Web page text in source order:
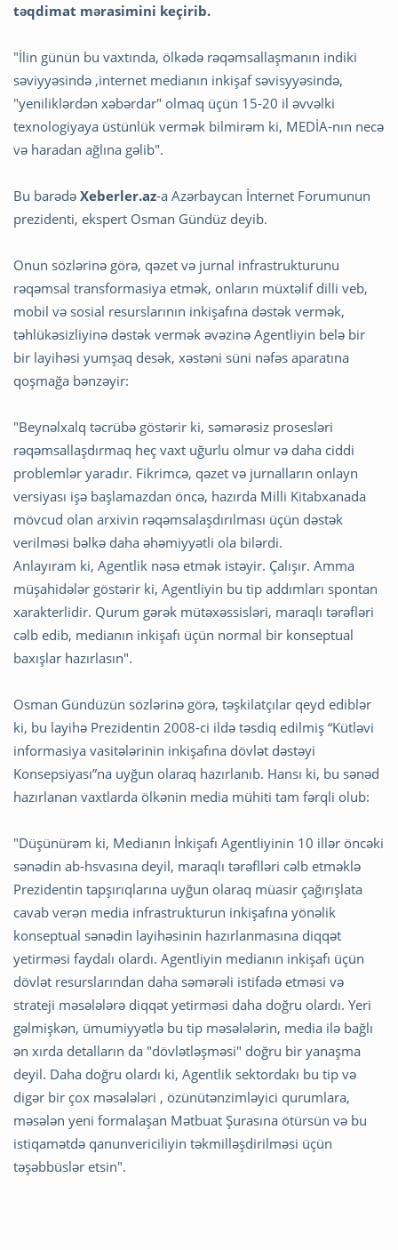
təqdimat mərasimini keçirib.
"İlin günün bu vaxtında, ölkədə rəqəmsallaşmanın indiki
səviyyəsində ,internet medianın inkişaf səvisyyəsində,
"yeniliklərdən xəbərdar" olmaq üçün 15-20 il əvvəlki
texnologiyaya üstünlük vermək bilmirəm ki, MEDİA-nın necə
və haradan ağlına gəlib".
Bu barədə Xeberler.az-a Azərbaycan İnternet Forumunun
prezidenti, ekspert Osman Gündüz deyib.
Onun sözlərinə görə, qəzet və jurnal infrastrukturunu
rəqəmsal transformasiya etmək, onların müxtəlif dilli veb,
mobil və sosial resurslarının inkişafına dəstək vermək,
təhlükəsizliyinə dəstək vermək əvəzinə Agentliyin belə bir
bir layihəsi yumşaq desək, xəstəni süni nəfəs aparatına
qoşmağa bənzəyir:
"Beynəlxalq təcrübə göstərir ki, səmərəsiz prosesləri
rəqəmsallaşdırmaq heç vaxt uğurlu olmur və daha ciddi
problemlər yaradır. Fikrimcə, qəzet və jurnalların onlayn
versiyası işə başlamazdan öncə, hazırda Milli Kitabxanada
mövcud olan arxivin rəqəmsalaşdırılması üçün dəstək
verilməsi bəlkə daha əhəmiyyətli ola bilərdi.
Anlayıram ki, Agentlik nəsə etmək istəyir. Çalışır. Amma
müşahidələr göstərir ki, Agentliyin bu tip addımları spontan
xarakterlidir. Qurum gərək mütəxəssisləri, maraqlı tərəfləri
cəlb edib, medianın inkişafı üçün normal bir konseptual
baxışlar hazırlasın".
Osman Gündüzün sözlərinə görə, təşkilatçılar qeyd ediblər
ki, bu layihə Prezidentin 2008-ci ildə təsdiq edilmiş “Kütləvi
informasiya vasitələrinin inkişafına dövlət dəstəyi
Konsepsiyası”na uyğun olaraq hazırlanıb. Hansı ki, bu sənəd
hazırlanan vaxtlarda ölkənin media mühiti tam fərqli olub:
"Düşünürəm ki, Medianın İnkişafı Agentliyinin 10 illər öncəki
sənədin ab-hsvasına deyil, maraqlı tərəflləri cəlb etməklə
Prezidentin tapşırıqlarına uyğun olaraq müasir çağırışlata
cavab verən media infrastrukturun inkişafına yönəlik
konseptual sənədin layihəsinin hazırlanmasına diqqət
yetirməsi faydalı olardı. Agentliyin medianın inkişafı üçün
dövlət resurslarından daha səmərəli istifadə etməsi və
strateji məsələlərə diqqət yetirməsi daha doğru olardı. Yeri
gəlmişkən, ümumiyyətlə bu tip məsələlərin, media ilə bağlı
ən xırda detalların da "dövlətləşməsi" doğru bir yanaşma
deyil. Daha doğru olardı ki, Agentlik sektordakı bu tip və
digər bir çox məsələləri , özünütənzimləyici qurumlara,
məsələn yeni formalaşan Mətbuat Şurasına ötürsün və bu
istiqamətdə qanunvericiliyin təkmilləşdirilməsi üçün
təşəbbüslər etsin".